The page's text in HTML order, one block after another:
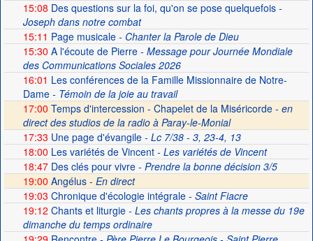
15:08 Des questions sur la foi, qu'on se pose quelquefois-
Joseph dans notre combat
15:11 Page musicale- Chanter la Parole de Dieu
15:30 A l'écoute de Pierre- Message pour Journée Mondiale
des Communications Sociales 2026
16:01 Les conférences de la Famille Missionnaire de Notre-
Dame- Témoin de la joie au travail
17:00 Temps d'intercession - Chapelet de la Miséricorde - en
direct des studios de la radio à Paray-le-Monial
17:33 Une page d'évangile- Lc 7/38 - 3, 23-4, 13
18:00 Les variétés de Vincent- Les variétés de Vincent
18:47Des clés pour vivre- Prendre la bonne décision 3/5
19:00 Angélus - En direct
19:03 Chronique d'écologie intégrale- Saint Fiacre
19:12 Chants et liturgie- Les chants propres à la messe du 19e
dimanche du temps ordinaire